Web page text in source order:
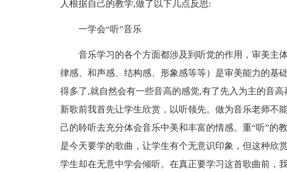
人根据自己的教学,做了以下几点反思:
一学会“听”音乐
音乐学习的各个方面都涉及到听觉的作用，审美主
律感、和声感、结构感、形象感等等）是审美能力的基
得多了,就自然会有一些音高的感觉,有了先入为主的音
新歌前我首先让学生欣赏，以听领先。做为音乐老师不
己的聆听去充分体会音乐中美和丰富的情感。重“听”的
是今天要学的歌曲，让学生有个无意识印象，但这种欣
学生却在无意中学会倾听。在真正要学习这首歌曲前，